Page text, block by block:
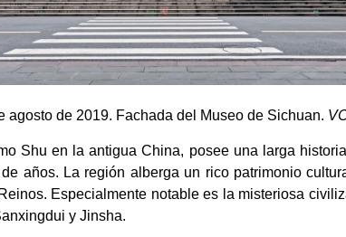
agosto de 2019. Fachada del Museo de Sichuan.
Shu en la antigua China, posee una larga
años. La región alberga un rico patrimonio
Especialmente notable es la misteriosa
y Jinsha.